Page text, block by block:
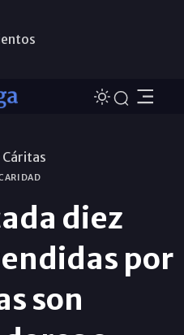
Cáritas
diez
por
son